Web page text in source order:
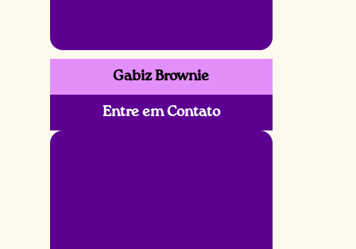
Gabiz Brownie
Entre em Contato